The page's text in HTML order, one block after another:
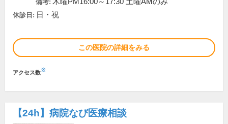
備考:
休診日: 日・祝
この医院の詳細をみる
アクセス数※
【24h】 病院なび医療相談